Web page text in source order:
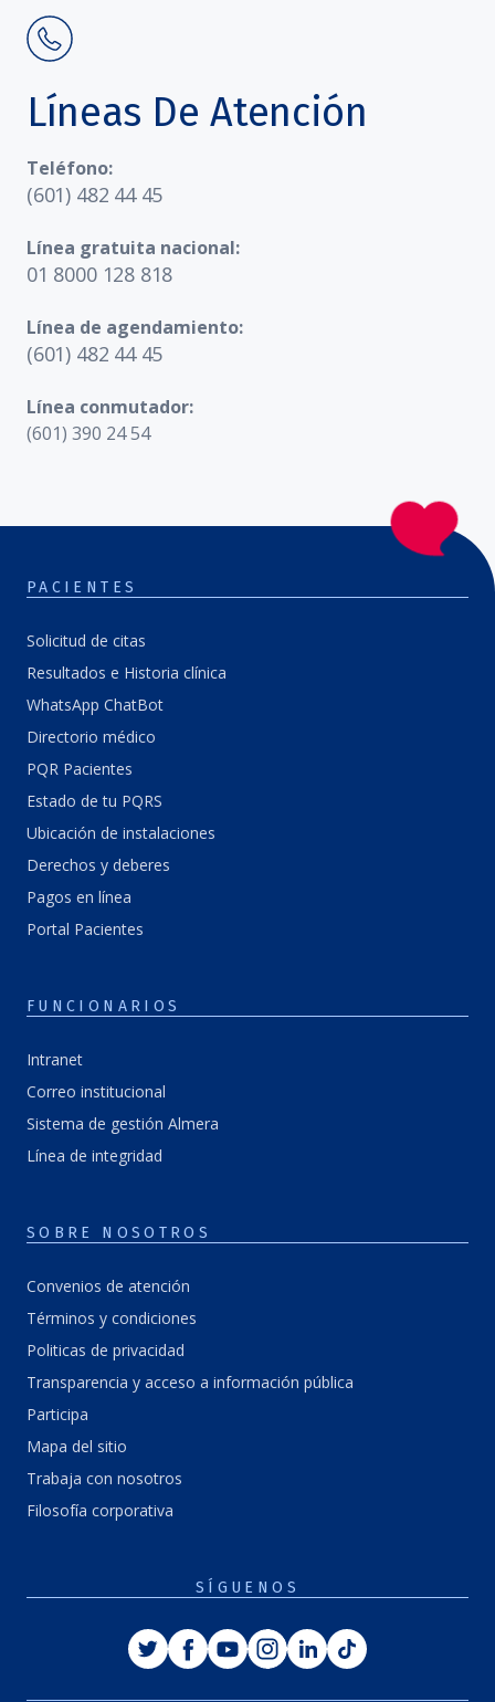
Líneas De Atención
Teléfono:
(601) 482 44 45
Línea gratuita nacional:
01 8000 128 818
Línea de agendamiento:
(601) 482 44 45
Línea conmutador:
(601) 390 24 54
PACIENTES
Solicitud de citas
Resultados e Historia clínica
WhatsApp ChatBot
Directorio médico
PQR Pacientes
Estado de tu PQRS
Ubicación de instalaciones
Derechos y deberes
Pagos en línea
Portal Pacientes
FUNCIONARIOS
Intranet
Correo institucional
Sistema de gestión Almera
Línea de integridad
SOBRE NOSOTROS
Convenios de atención
Términos y condiciones
Politicas de privacidad
Transparencia y acceso a información pública
Participa
Mapa del sitio
Trabaja con nosotros
Filosofía corporativa
SÍGUENOS
TwitterFacebook
YoutubeInstagram
LinkedinTiktok